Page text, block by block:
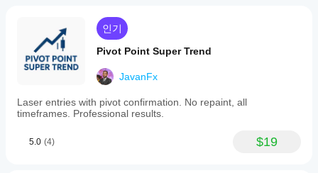
인기
Pivot Point Super Trend
JavanFx
Laser entries with pivot confirmation. No repaint, all
timeframes. Professional results.
5.0 (4) $19